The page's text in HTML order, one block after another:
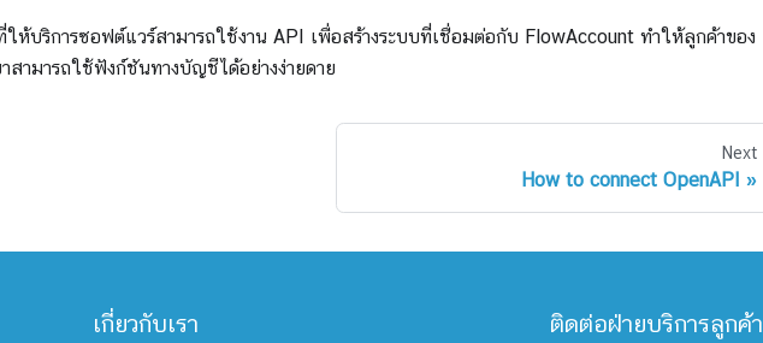
ห้บริการซอฟต์แวร์สามารถใช้งาน API เพื่อสร้างระบบที่เชื่อมต่อกับ FlowAccount ทำให้ลูกค้าของ
สามารถใช้ฟังก์ชันทางบัญชีได้อย่างง่ายดาย
Next
How to connect OpenAPI
เกี่ยวกับเรา ติดต่อฝ่ายบริการลูกค้า